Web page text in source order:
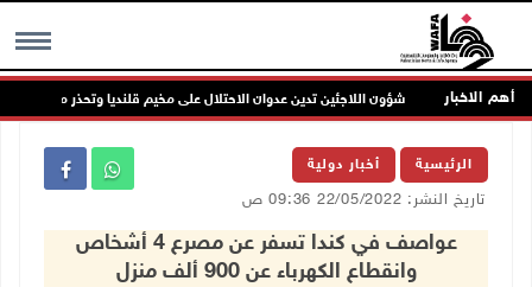
MENU أهم الاخبار شؤون اللاجئين تدين عدوان الاحتلال على مخيم قلنديا وتحذر من مخطط
الرئيسية أخبار دولية
تاريخ النشر: 22/05/2022 09:36 ص
عواصف في كندا تسفر عن مصرع 4 أشخاص
وانقطاع الكهرباء عن 900 ألف منزل